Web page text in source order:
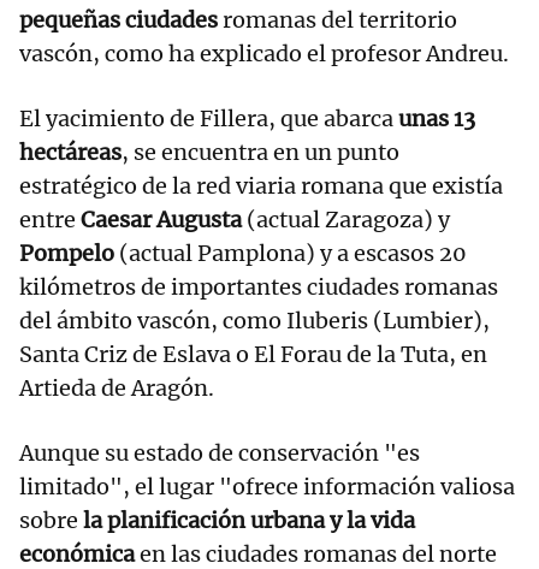
pequeñas ciudades romanas del territorio
vascón, como ha explicado el profesor Andreu.
El yacimiento de Fillera, que abarca unas 13
hectáreas, se encuentra en un punto
estratégico de la red viaria romana que existía
entre Caesar Augusta(actual Zaragoza) y
Pompelo (actual Pamplona) y a escasos 20
kilómetros de importantes ciudades romanas
del ámbito vascón, como Iluberis (Lumbier),
Santa Criz de Eslava o El Forau de la Tuta, en
Artieda de Aragón.
Aunque su estado de conservación "es
limitado", el lugar "ofrece información valiosa
sobre la planificación urbana y la vida
económicaen las ciudades romanas del norte